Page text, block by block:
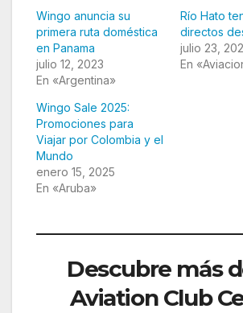
Wingo anuncia su
primera ruta doméstica
en Panama
julio 12, 2023
En «Argentina»
Río Hato
directos
julio 23,
En
Wingo Sale 2025:
Promociones para
Viajar por Colombia y el
Mundo
enero 15, 2025
En «Aruba»
Descubre más
Aviation Club